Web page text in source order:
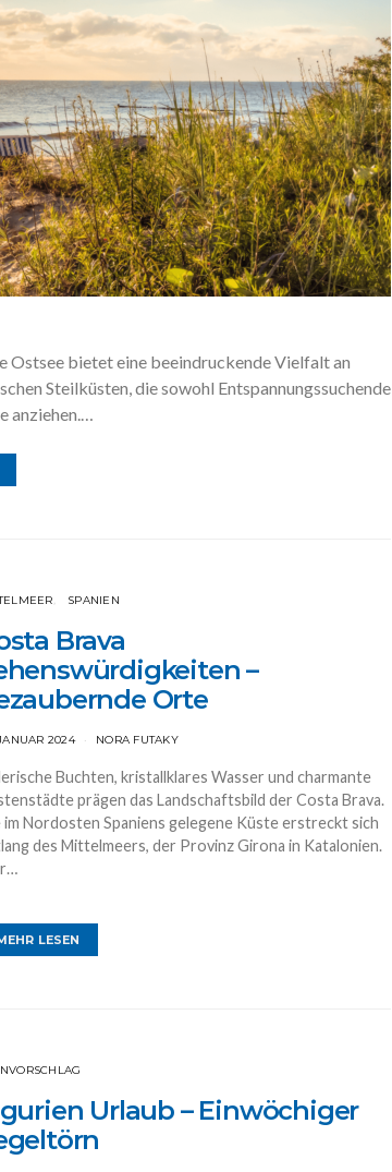
Ostsee bietet eine beeindruckende Vielfalt an
Steilküsten, die sowohl Entspannungssuchende
anziehen.…
SPANIEN
Brava
–
Orte
2024 NORA FUTAKY
Buchten, kristallklares Wasser und charmante
prägen das Landschaftsbild der Costa Brava.
im Nordosten Spaniens gelegene Küste erstreckt sich
des Mittelmeers, der Provinz Girona in Katalonien.
LESEN
Urlaub – Einwöchiger